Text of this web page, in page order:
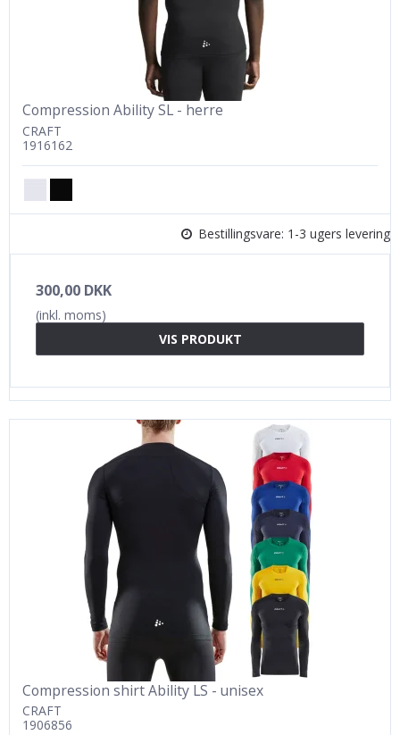
Compression Ability SL - herre
CRAFT
1916162
Bestillingsvare: 1-3 ugers levering
300,00 DKK
(inkl. moms)
VIS PRODUKT
Compression shirt Ability LS - unisex
CRAFT
1906856